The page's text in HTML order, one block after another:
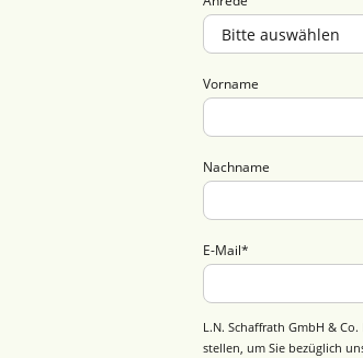
Vorname
Nachname
E-Mail*
L.N. Schaffrath GmbH &
stellen, um Sie bezüglich